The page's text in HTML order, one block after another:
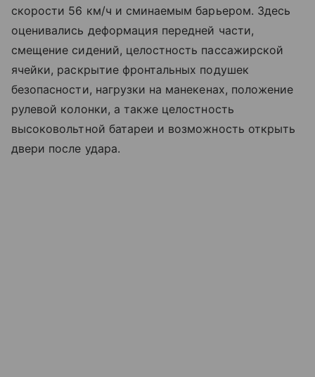
скорости 56 км/ч и сминаемым барьером. Здесь
оценивались деформация передней части,
смещение сидений, целостность пассажирской
ячейки, раскрытие фронтальных подушек
безопасности, нагрузки на манекенах, положение
рулевой колонки, а также целостность
высоковольтной батареи и возможность открыть
двери после удара.